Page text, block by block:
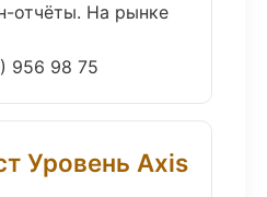
отчёты. На рынке
956 98 75
Уровень Axis